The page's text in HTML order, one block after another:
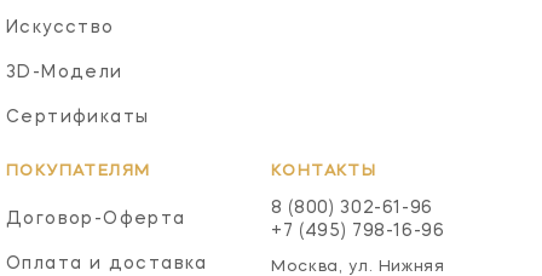
Искусство
3D-Модели
Сертификаты
ПОКУПАТЕЛЯМ
Договор-Оферта
Оплата и доставка
КОНТАКТЫ
8 (800) 302-61-96
+7 (495) 798-16-96
Москва, ул. Нижняя